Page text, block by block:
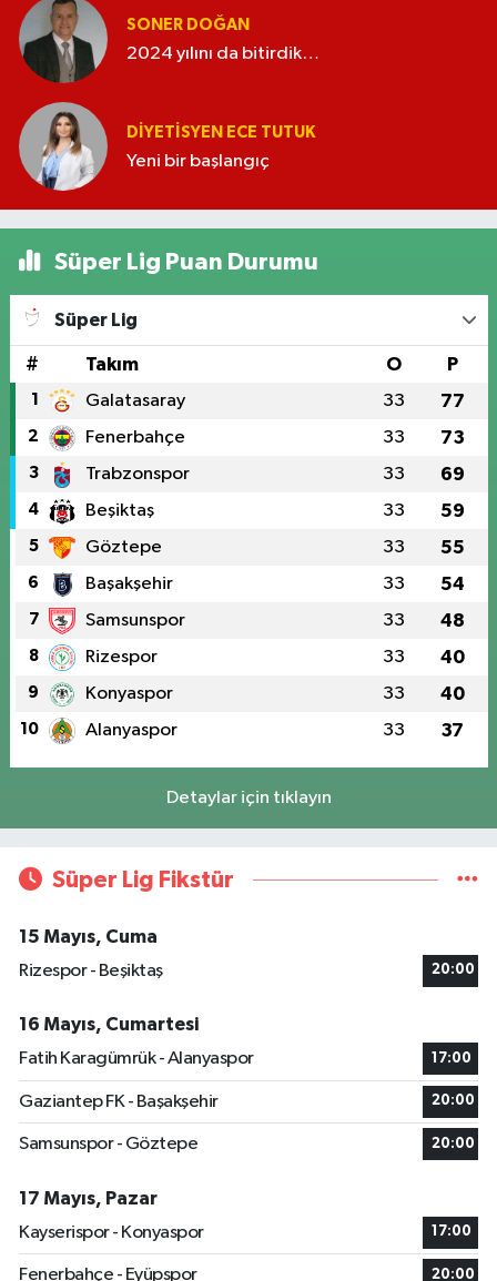
SONER DOĞAN
2024 yılını da bitirdik…
DIYETISYEN ECE TUTUK
Yeni bir başlangıç
Süper Lig Puan Durumu
Süper Lig
# Takım O P
1 Galatasaray 33 77
2 Fenerbahçe 33 73
3 Trabzonspor 33 69
4 Beşiktaş 33 59
5 Göztepe 33 55
6 Başakşehir 33 54
7 Samsunspor 33 48
8 Rizespor 33 40
9 Konyaspor 33 40
10 Alanyaspor 33 37
Detaylar için tıklayın
Süper Lig Fikstür
15 Mayıs, Cuma
Rizespor - Beşiktaş
20:00
16 Mayıs, Cumartesi
Fatih Karagümrük - Alanyaspor
17:00
Gaziantep FK - Başakşehir 20:00
Samsunspor - Göztepe 20:00
17 Mayıs, Pazar
Kayserispor - Konyaspor
17:00
Fenerbahçe - Eyüpspor 20:00